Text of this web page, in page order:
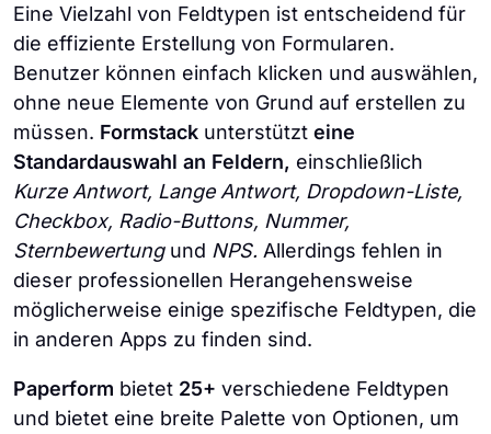
Eine Vielzahl von Feldtypen ist entscheidend für
die effiziente Erstellung von Formularen.
Benutzer können einfach klicken und auswählen,
ohne neue Elemente von Grund auf erstellen zu
müssen. Formstack unterstützt eine
Standardauswahl an Feldern, einschließlich
Kurze Antwort, Lange Antwort, Dropdown-Liste,
Checkbox, Radio-Buttons, Nummer,
Sternbewertungund NPS. Allerdings fehlen in
dieser professionellen Herangehensweise
möglicherweise einige spezifische Feldtypen, die
in anderen Apps zu finden sind.
Paperform bietet 25+ verschiedene Feldtypen
und bietet eine breite Palette von Optionen, um